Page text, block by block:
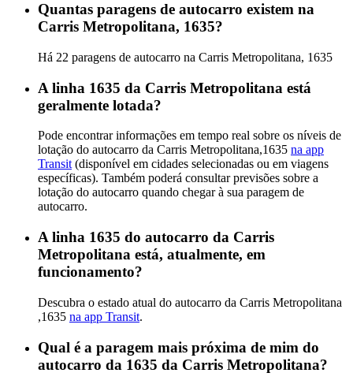
Quantas paragens de autocarro existem na
Carris Metropolitana, 1635?
Há 22 paragens de autocarro na Carris Metropolitana, 1635
A linha 1635 da Carris Metropolitana está
geralmente lotada?
Pode encontrar informações em tempo real sobre os níveis de
lotação do autocarro da Carris Metropolitana,1635 na app
Transit (disponível em cidades selecionadas ou em viagens
específicas). Também poderá consultar previsões sobre a
lotação do autocarro quando chegar à sua paragem de
autocarro.
A linha 1635 do autocarro da Carris
Metropolitana está, atualmente, em
funcionamento?
Descubra o estado atual do autocarro da Carris Metropolitana
,1635 na app Transit.
Qual é a paragem mais próxima de mim do
autocarro da 1635 da Carris Metropolitana?